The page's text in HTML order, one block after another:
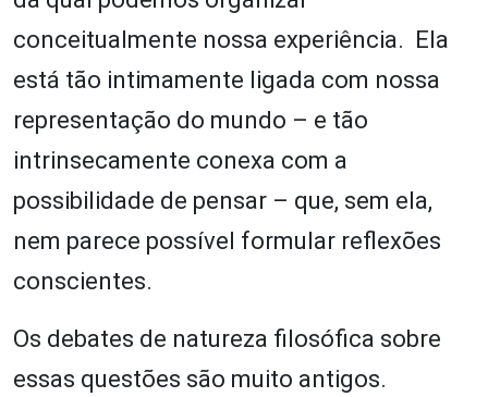
conceitualmente nossa experiência. Ela
está tão intimamente ligada com nossa
representação do mundo – e tão
intrinsecamente conexa com a
possibilidade de pensar – que, sem ela,
nem parece possível formular reflexões
conscientes.
Os debates de natureza filosófica sobre
essas questões são muito antigos.